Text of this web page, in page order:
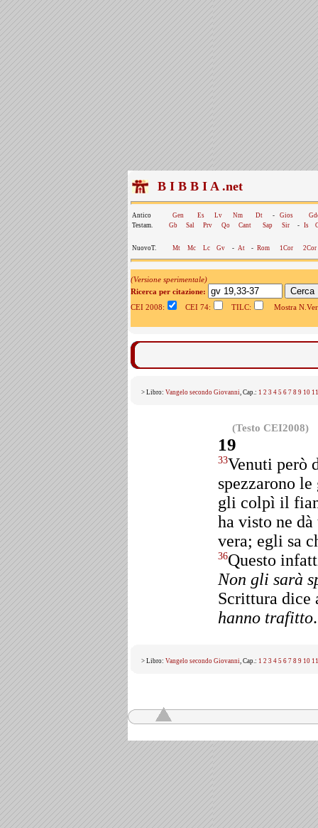
B I B B I A .net
Antico Gen Es Lv Nm Dt - Gios
Testam.
Gb Sal Prv Qo Cant Sap Sir - Is
NuovoT. Mt Mc Lc Gv - At - Rom 1Cor 2Cor
(Versione sperimentale)
Ricerca per citazione:
CEI 2008:
CEI 74: TILC: Mostra
> Libro: Vangelo secondo Giovanni, Cap.: 1 2 3 4 5 6 7 8 9 10 11
(Testo CEI2008)
19
33Venuti però
spezzarono
gli colpì il
ha visto ne
vera; egli sa
36Questo
Non gli sarà
Scrittura dice
hanno trafitto.
> Libro: Vangelo secondo Giovanni, Cap.: 1 2 3 4 5 6 7 8 9 10 11